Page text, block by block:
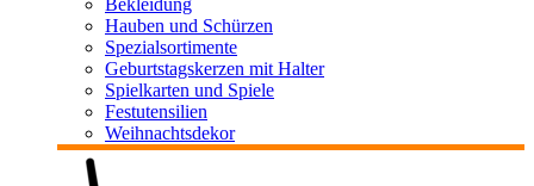
Bekleidung
Hauben und Schürzen
Spezialsortimente
Geburtstagskerzen mit Halter
Spielkarten und Spiele
Festutensilien
Weihnachtsdekor